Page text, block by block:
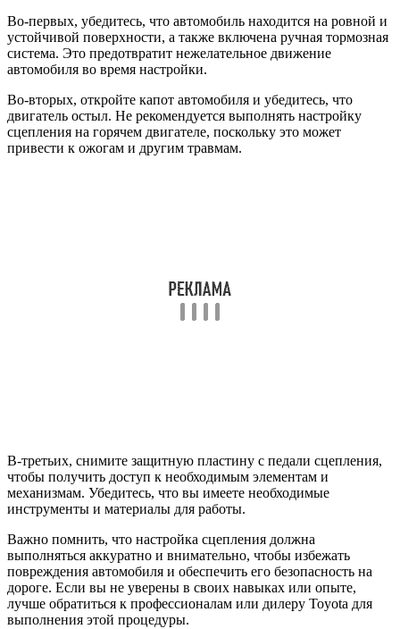
Во-первых, убедитесь, что автомобиль находится на ровной и
устойчивой поверхности, а также включена ручная тормозная
система. Это предотвратит нежелательное движение
автомобиля во время настройки.
Во-вторых, откройте капот автомобиля и убедитесь, что
двигатель остыл. Не рекомендуется выполнять настройку
сцепления на горячем двигателе, поскольку это может
привести к ожогам и другим травмам.
В-третьих, снимите защитную пластину с педали сцепления,
чтобы получить доступ к необходимым элементам и
механизмам. Убедитесь, что вы имеете необходимые
инструменты и материалы для работы.
Важно помнить, что настройка сцепления должна
выполняться аккуратно и внимательно, чтобы избежать
повреждения автомобиля и обеспечить его безопасность на
дороге. Если вы не уверены в своих навыках или опыте,
лучше обратиться к профессионалам или дилеру Toyota для
выполнения этой процедуры.